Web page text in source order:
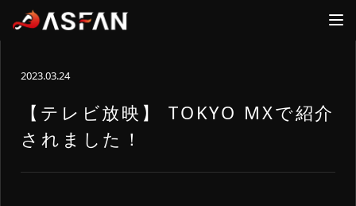
ファン
FANS
2023.03.24
【テレビ放映】 TOKYO MXで紹介
されました！